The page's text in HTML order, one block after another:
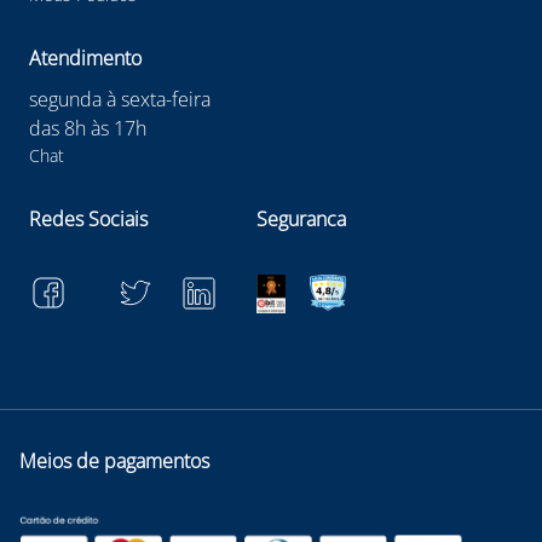
Atendimento
segunda à sexta-feira
das 8h às 17h
Chat
Redes Sociais Seguranca
Meios de pagamentos